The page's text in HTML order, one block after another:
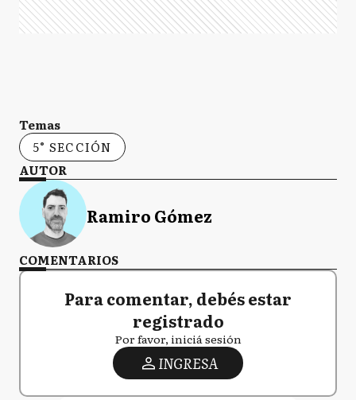
Temas
5° SECCIÓN
AUTOR
Ramiro Gómez
COMENTARIOS
Para comentar, debés estar
registrado
Por favor, iniciá sesión
INGRESA